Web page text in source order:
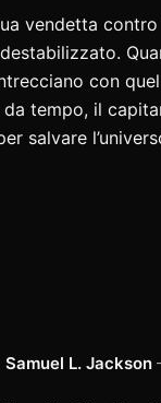
vendetta contro
con
tempo, il
salvare
Samuel L. Jackson